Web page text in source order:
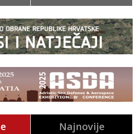
Najnovije